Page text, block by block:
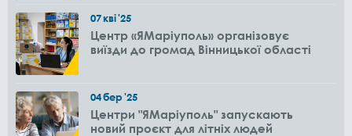
07кві'25
Центр «ЯМаріуполь» організовує
виїзди до громад Вінницької області
04бер'25
Центри "ЯМаріуполь" запускають
новий проєкт для літніх людей